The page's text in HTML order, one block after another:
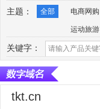
主题： 全部 电商网购
运动旅游
关键字：
tkt.cn